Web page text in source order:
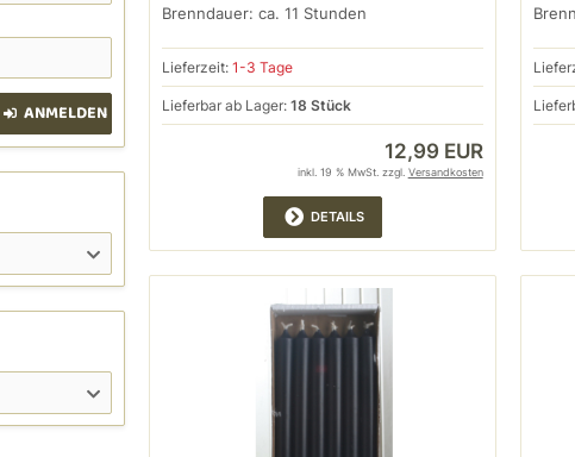
Brenndauer: ca. 11 Stunden
Lieferzeit: 1-3 Tage
Lieferbar ab Lager: 18 Stück
12,99 EUR
inkl. 19 % MwSt. zzgl. Versandkosten
DETAILS
ANMELDEN